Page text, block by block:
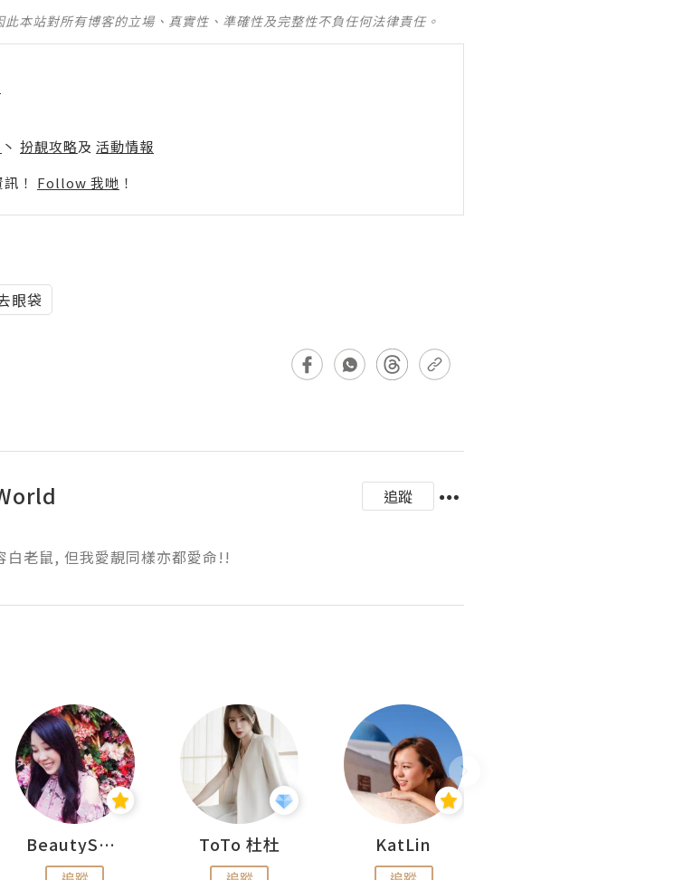
本站對所有博客的立場、真實性、準確性及完整性不負任何法律責任。
丶 扮靚攻略及 活動情報
！ Follow 我哋 ！
眼袋
追蹤
白老鼠, 但我愛靚同樣亦都愛命!!
BeautySearch ToTo 杜杜 KatLin